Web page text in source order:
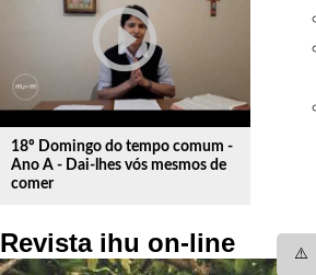
play_circle_outline
18º Domingo do tempo comum -
Ano A - Dai-lhes vós mesmos de
comer
Revista ihu on-line ⚠️